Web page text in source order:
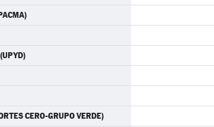
CERO-GRUPO VERDE)